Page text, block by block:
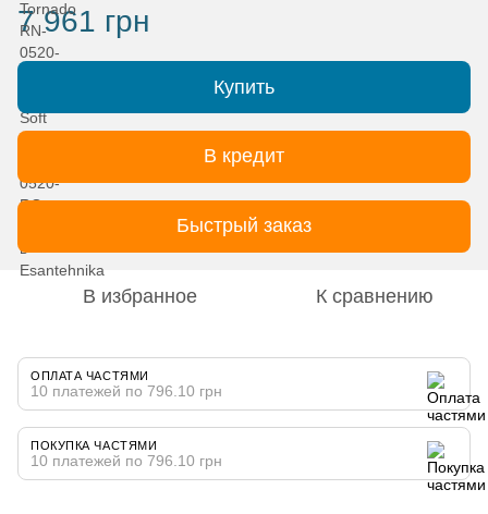
7 961 грн
Купить
В кредит
Быстрый заказ
В избранное К сравнению
ОПЛАТА ЧАСТЯМИ
10 платежей по 796.10 грн
ПОКУПКА ЧАСТЯМИ
10 платежей по 796.10 грн